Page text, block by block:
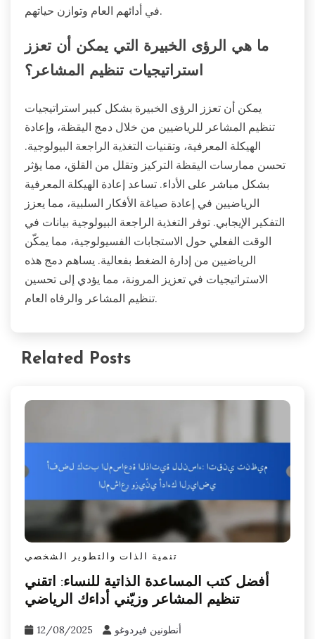
في أدائهم العام وتوازن حياتهم.
ما هي الرؤى الخبيرة التي يمكن أن تعزز
استراتيجيات تنظيم المشاعر؟
يمكن أن تعزز الرؤى الخبيرة بشكل كبير استراتيجيات
تنظيم المشاعر للرياضيين من خلال دمج اليقظة، وإعادة
الهيكلة المعرفية، وتقنيات التغذية الراجعة البيولوجية.
تحسن ممارسات اليقظة التركيز وتقلل من القلق، مما يؤثر
بشكل مباشر على الأداء. تساعد إعادة الهيكلة المعرفية
الرياضيين في إعادة صياغة الأفكار السلبية، مما يعزز
التفكير الإيجابي. توفر التغذية الراجعة البيولوجية بيانات في
الوقت الفعلي حول الاستجابات الفسيولوجية، مما يمكّن
الرياضيين من إدارة الضغط بفعالية. يساهم دمج هذه
الاستراتيجيات في تعزيز المرونة، مما يؤدي إلى تحسين
تنظيم المشاعر والرفاه العام.
Related Posts
تنمية الذات والتطوير الشخصي
أفضل كتب المساعدة الذاتية للنساء: اتقني
تنظيم المشاعر وزيّني أداءك الرياضي
12/08/2025 أنطونين فيردوغو